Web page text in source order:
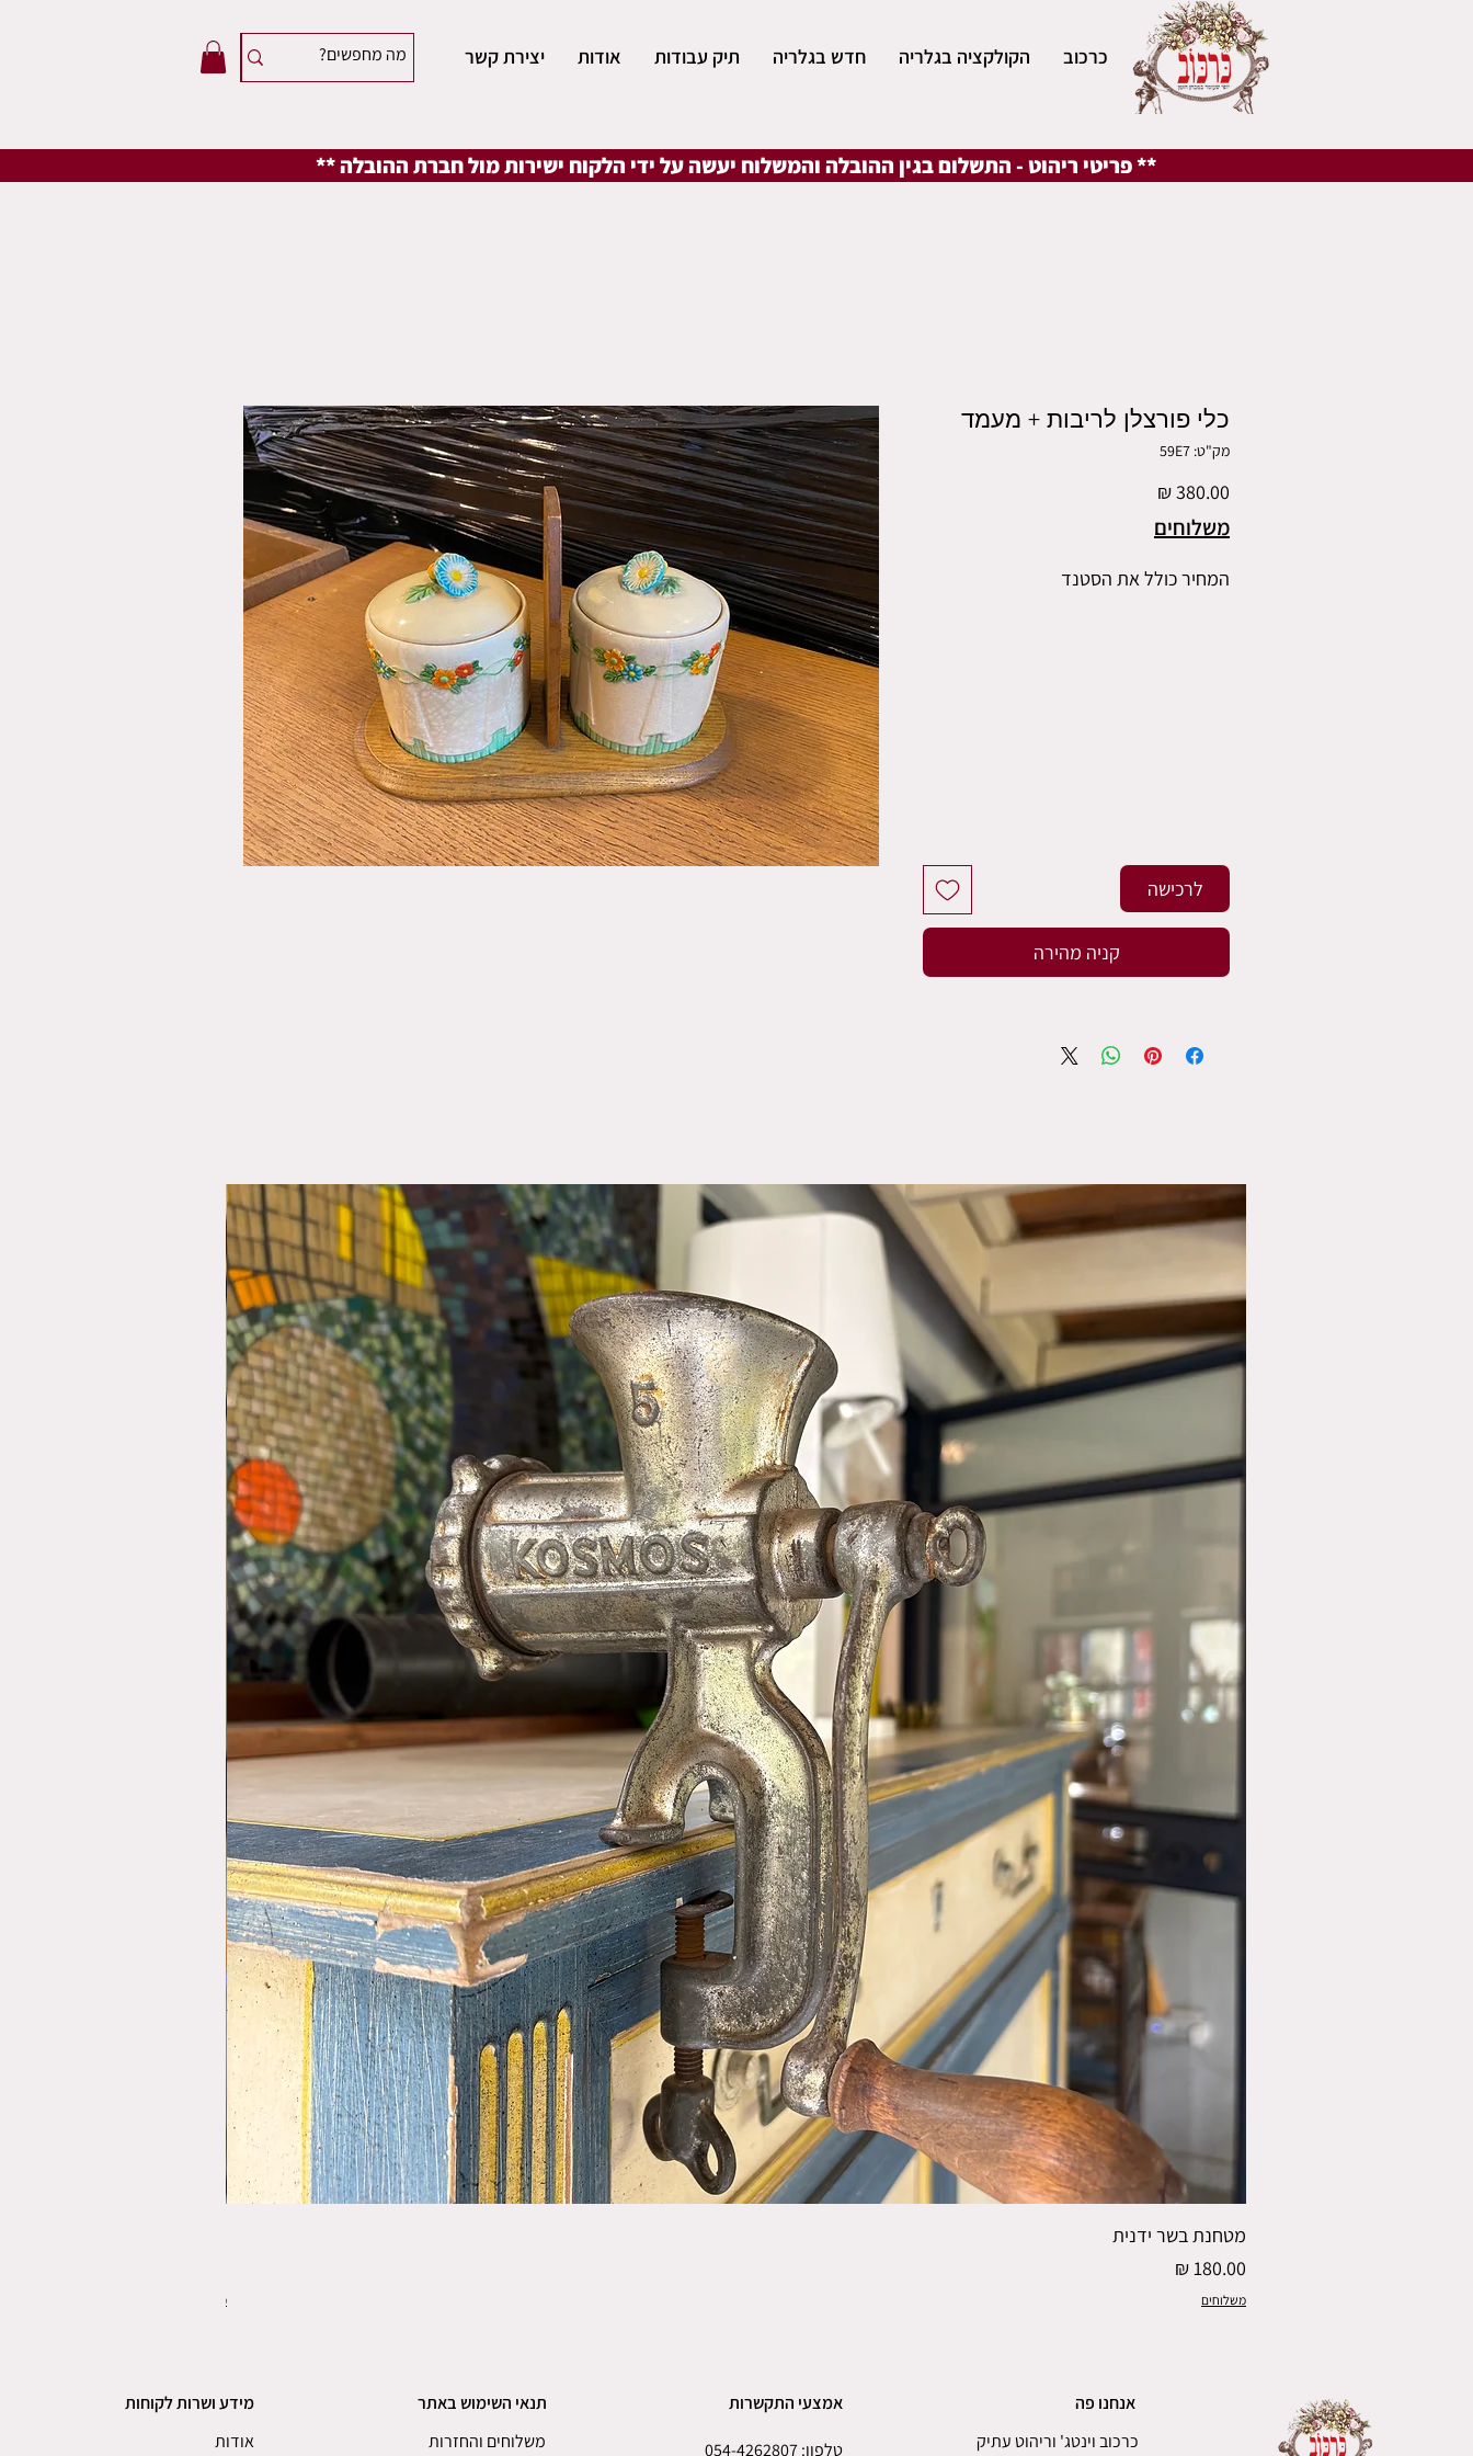
כרכוב הקולקציה בגלריה חדש בגלריה תיק עבודות אודות יצירת קשר
** פריטי ריהוט - התשלום בגין ההובלה והמשלוח יעשה על ידי הלקוח ישירות מול חברת ההובלה **
כלי פורצלן לריבות + מעמד
מק"ט: 59E7
משלוחים
המחיר כולל את הסטנד
לרכישה
קניה מהירה
מטחנת בשר ידנית
מחיר
משלוחים משלוחים
מידע ושרות לקוחות
אודות
תנאי השימוש באתר
משלוחים והחזרות
אמצעי התקשרות
טלפון:054-4262807
אנחנו פה
כרכוב וינטג' וריהוט עתיק